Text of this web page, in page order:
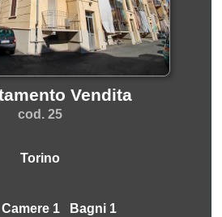
Vendita
cod. 25
Torino
1 Bagni 1